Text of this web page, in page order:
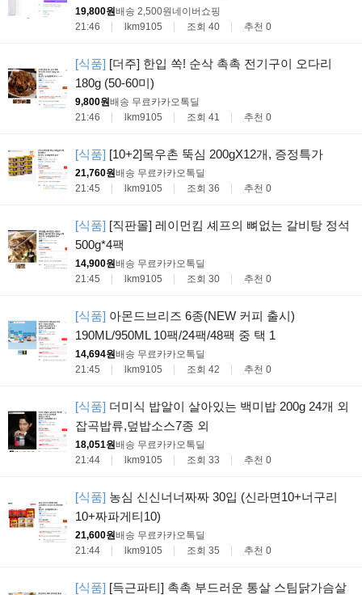
19,800원배송 2,500원네이버쇼핑
21:46
lkm9105 조회 40 추천 0
[식품] [더주] 한입 쏙! 순삭 촉촉 전기구이 오다리
180g (50-60미)
9,800원배송 무료 카카오톡딜
21:46
lkm9105 조회 41 추천 0
[식품] [10+2]목우촌 뚝심 200gX12개, 증정특가
21,760원배송 무료 카카오톡딜
21:45
lkm9105 조회 36 추천 0
[식품] [직판몰] 레이먼킴 셰프의 뼈없는 갈비탕 정석
500g*4팩
14,900원배송 무료 카카오톡딜
21:45
lkm9105 조회 30 추천 0
[식품] 아몬드브리즈 6종(NEW 커피 출시)
190ML/950ML 10팩/24팩/48팩 중 택 1
14,694원배송 무료 카카오톡딜
21:45
lkm9105 조회 42 추천 0
[식품] 더미식 밥알이 살아있는 백미밥 200g 24개 외
잡곡밥류,덮밥소스7종 외
18,051원배송 무료 카카오톡딜
21:44
lkm9105 조회 33 추천 0
[식품] 농심 신신너너짜짜 30입 (신라면10+너구리
10+짜파게티10)
21,600원배송 무료 카카오톡딜
21:44
lkm9105 조회 35 추천 0
[식품] [득근파티] 촉촉 부드러운 통살 스팀닭가슴살